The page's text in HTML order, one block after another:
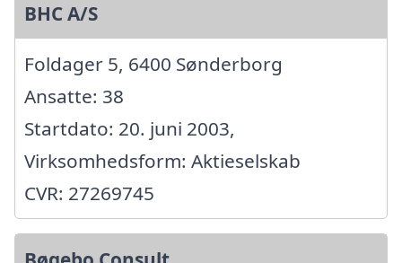
BHC A/S
Foldager 5, 6400 Sønderborg
Ansatte: 38
Startdato: 20. juni 2003,
Virksomhedsform: Aktieselskab
CVR: 27269745